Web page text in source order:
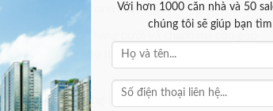
Với hơn 1000 căn nhà và 50
chúng tôi sẽ giúp bạn
bưởi và quả chanh xuất khẩu.
của hai mặt hàng bưởi và chanh mà còn góp
cao hiệu quả tiêu thụ, gia tăng giá trị của ngành
yếu theo đường tiểu ngạch. Khi có Nghị định